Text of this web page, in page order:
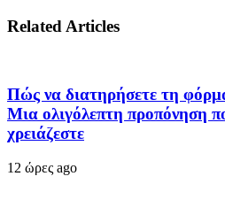
Related Articles
Πώς να διατηρήσετε τη
Μια ολιγόλεπτη προπόνηση
χρειάζεστε
12 ώρες ago